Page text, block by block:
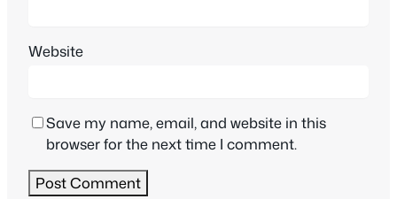
Website
Save my name, email, and website in this
browser for the next time I comment.